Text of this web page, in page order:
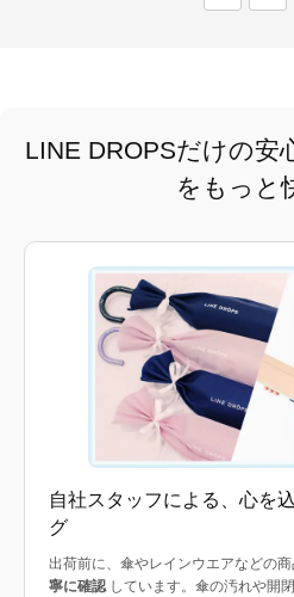
LINE DROPSだけの安
をもっと
自社スタッフによる、心を
グ
出荷前に、傘やレインウエアなどの商
寧に確認しています。傘の汚れや開